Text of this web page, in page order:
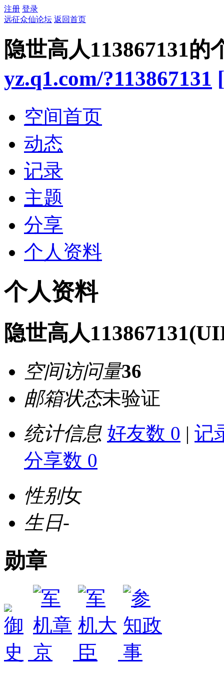
注册 登录
远征众仙论坛 返回首页
隐世高人113867131的
yz.q1.com/?113867131
空间首页
动态
记录
主题
分享
个人资料
个人资料
隐世高人113867131
空间访问量36
邮箱状态未验证
统计信息 好友数 0 | 记
分享数 0
性别女
生日-
勋章